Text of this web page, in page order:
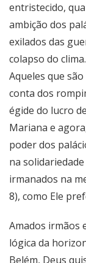
entristecido,
ambição dos
exilados das
colapso do
Aqueles que
conta dos
égide do lucro
Mariana e
poder dos
na
irmanados na
8), como Ele
Amados irmãos
lógica da
Belém, Deus